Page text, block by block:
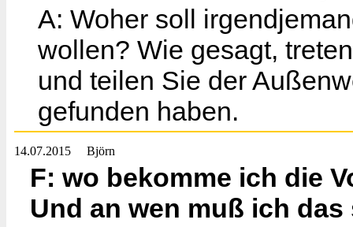
A: Woher soll
wollen? Wie gesagt,
und teilen Sie der
gefunden haben.
14.07.2015 Björn
F: wo bekomme ich die
Und an wen muß ich